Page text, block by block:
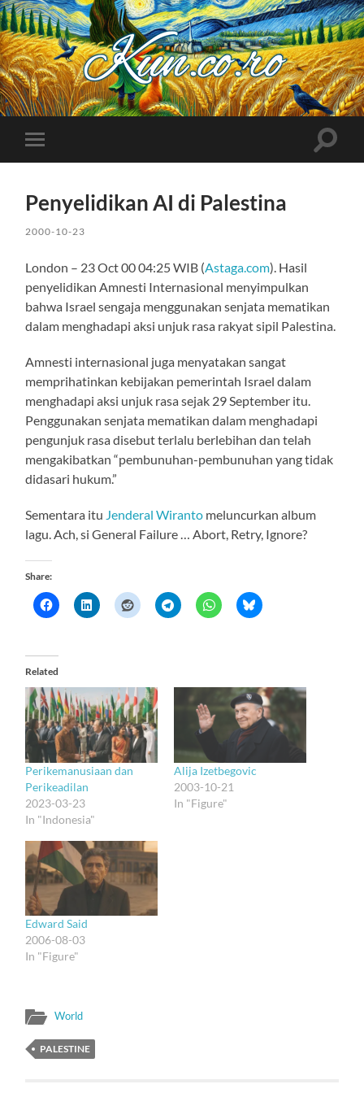
Kuncoro++
Toggle
mobile
Toggle
Penyelidikan AI di Palestina
2000-10-23
London – 23 Oct 00 04:25 WIB (Astaga.com). Hasil
penyelidikan Amnesti Internasional menyimpulkan
bahwa Israel sengaja menggunakan senjata mematikan
dalam menghadapi aksi unjuk rasa rakyat sipil Palestina.
Amnesti internasional juga menyatakan sangat
memprihatinkan kebijakan pemerintah Israel dalam
menghadapi aksi unjuk rasa sejak 29 September itu.
Penggunakan senjata mematikan dalam menghadapi
pengunjuk rasa disebut terlalu berlebihan dan telah
mengakibatkan “pembunuhan-pembunuhan yang tidak
didasari hukum.”
Sementara itu Jenderal Wiranto meluncurkan album
lagu. Ach, si General Failure … Abort, Retry, Ignore?
Share:
Related
Perikemanusiaan dan
Perikeadilan
2023-03-23
In "Indonesia"
Alija Izetbegovic
2003-10-21
In "Figure"
Edward Said
2006-08-03
In "Figure"
World
PALESTINE